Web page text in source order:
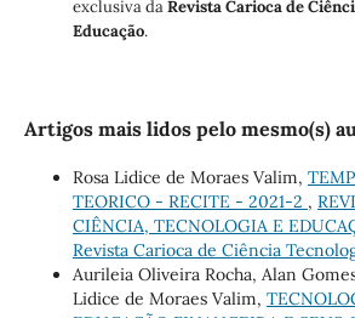
exclusiva daRevista Carioca de
Educação.
Artigos mais lidos pelo mesmo(s)
Rosa Lidice de Moraes Valim,
TEORICO - RECITE - 2021-2 ,
CIÊNCIA, TECNOLOGIA E
Revista Carioca de Ciência
Aurileia Oliveira Rocha, Alan
Lidice de Moraes Valim,